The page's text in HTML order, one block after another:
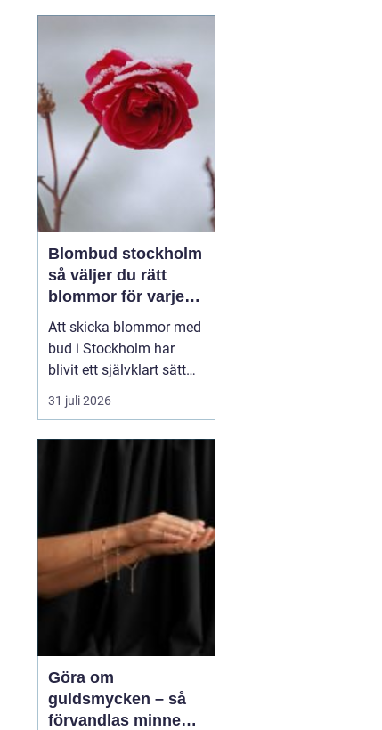
tills en varningslampa
känns fel. Ge...
Blombud stockholm
så väljer du rätt
blommor för varje
tillfälle
Att skicka blommor med
bud i Stockholm har
blivit ett självklart sätt
att visa omtanke, fira
stora händelser eller
svårt att formulera i ord.
sekunder, oavsett om
mottagaren befinner sig
på konto...
31 juli 2026
Göra om
guldsmycken – så
förvandlas minnen